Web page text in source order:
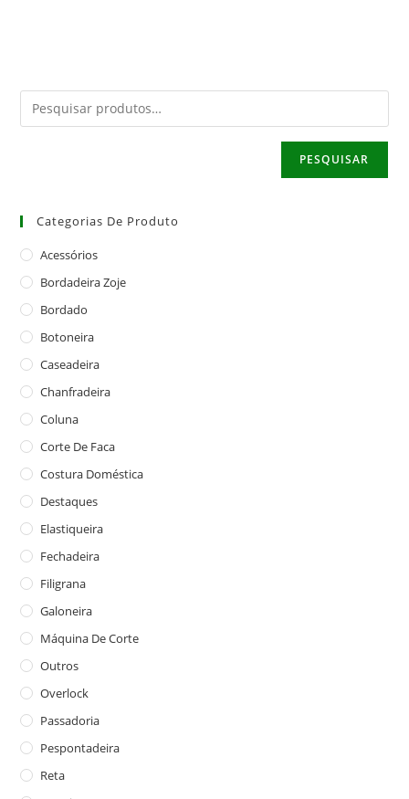
PESQUISAR
Categorias De Produto
Acessórios
Bordadeira Zoje
Bordado
Botoneira
Caseadeira
Chanfradeira
Coluna
Corte De Faca
Costura Doméstica
Destaques
Elastiqueira
Fechadeira
Filigrana
Galoneira
Máquina De Corte
Outros
Overlock
Passadoria
Pespontadeira
Reta